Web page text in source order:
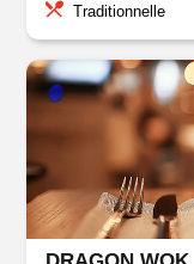
Traditionnelle